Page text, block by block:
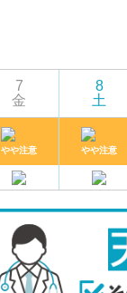
7
金
やや注意
8
土
やや注意